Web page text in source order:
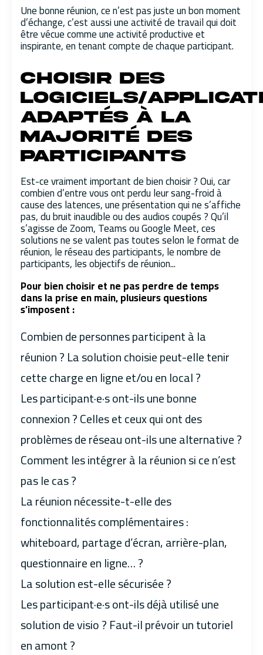
Une bonne réunion, ce n’est pas juste un bon moment
d’échange, c’est aussi une activité de travail qui doit
être vécue comme une activité productive et
inspirante, en tenant compte de chaque participant.
Choisir des
logiciels/
adaptés à la
majorité des
participants
Est-ce vraiment important de bien choisir ? Oui, car
combien d’entre vous ont perdu leur sang-froid à
cause des latences, une présentation qui ne s’affiche
pas, du bruit inaudible ou des audios coupés ? Qu’il
s’agisse de Zoom, Teams ou Google Meet, ces
solutions ne se valent pas toutes selon le format de
réunion, le réseau des participants, le nombre de
participants, les objectifs de réunion...
Pour bien choisir et ne pas perdre de temps
dans la prise en main, plusieurs questions
s’imposent :
Combien de personnes participent à la
réunion ? La solution choisie peut-elle tenir
cette charge en ligne et/ou en local ?
Les participant·e·s ont-ils une bonne
connexion ? Celles et ceux qui ont des
problèmes de réseau ont-ils une alternative ?
Comment les intégrer à la réunion si ce n’est
pas le cas ?
La réunion nécessite-t-elle des
fonctionnalités complémentaires :
whiteboard, partage d’écran, arrière-plan,
questionnaire en ligne… ?
La solution est-elle sécurisée ?
Les participant·e·s ont-ils déjà utilisé une
solution de visio ? Faut-il prévoir un tutoriel
en amont ?